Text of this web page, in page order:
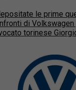
le prime
di
torinese